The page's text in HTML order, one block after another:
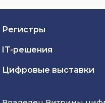
Регистры
IT-решения
Цифровые выставки